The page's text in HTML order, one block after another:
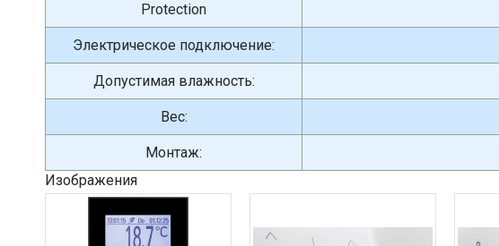
Protection
Электрическое подключение:
Допустимая влажность:
Вес:
Монтаж:
Изображения